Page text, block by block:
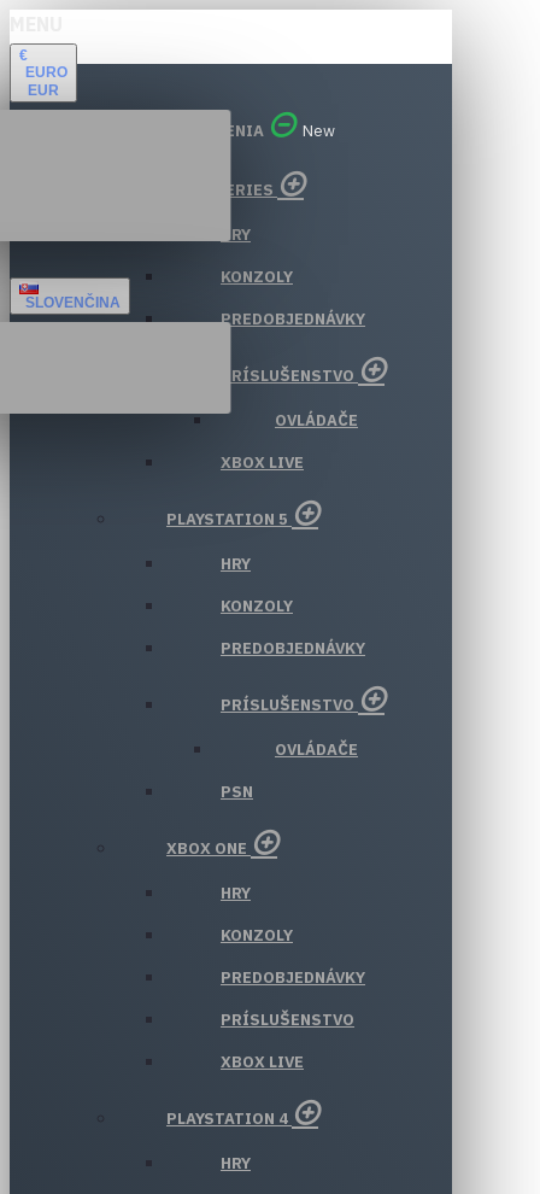
€
EURO
EUR
SLOVENČINA
VŠETKY ODDELENIA New
XBOX SERIES
HRY
KONZOLY
PREDOBJEDNÁVKY
PRÍSLUŠENSTVO
OVLÁDAČE
XBOX LIVE
PLAYSTATION 5
HRY
KONZOLY
PREDOBJEDNÁVKY
PRÍSLUŠENSTVO
OVLÁDAČE
PSN
XBOX ONE
HRY
KONZOLY
PREDOBJEDNÁVKY
PRÍSLUŠENSTVO
XBOX LIVE
PLAYSTATION 4
HRY